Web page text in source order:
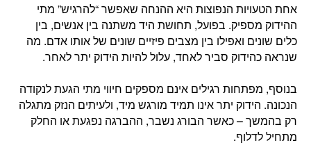
אחת הטעויות הנפוצות היא ההנחה שאפשר “להרגיש” מתי
ההידוק מספיק. בפועל, תחושת היד משתנה בין אנשים, בין
כלים שונים ואפילו בין מצבים פיזיים שונים של אותו אדם. מה
שנראה כהידוק סביר לאחד, עלול להיות הידוק יתר לאחר.
בנוסף, מפתחות רגילים אינם מספקים חיווי מתי הגעת לנקודה
הנכונה. הידוק יתר אינו תמיד מורגש מיד, ולעיתים הנזק מתגלה
רק בהמשך – כאשר הבורג נשבר, ההברגה נפגעת או החלק
מתחיל לדלוף.